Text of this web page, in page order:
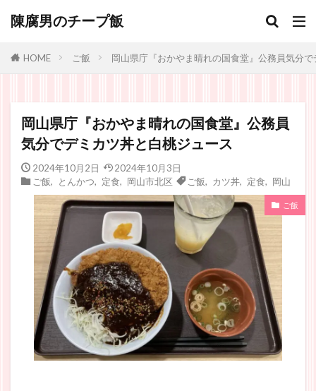
陳腐男のチープ飯
HOME ご飯 岡山県庁『おかやま晴れの国食堂』公務員気分
岡山県庁『おかやま晴れの国食堂』公務員
気分でデミカツ丼と白桃ジュース
2024年10月2日
2024年10月3日
ご飯
とんかつ 定食 岡山市北区 ご飯 カツ丼 定食 岡山
ご飯